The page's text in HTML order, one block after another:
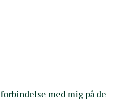
med mig på de